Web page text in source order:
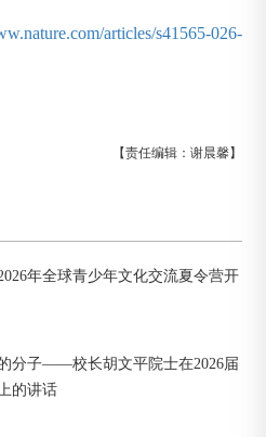
articles/s41565-026-
【责任编辑：谢晨馨】
年全球青少年文化交流夏令营开
分子——校长胡文平院士在2026届
的讲话